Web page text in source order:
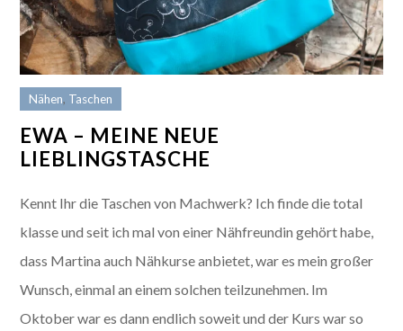
Nähen, Taschen
EWA – MEINE NEUE
LIEBLINGSTASCHE
Kennt Ihr die Taschen von Machwerk? Ich finde die total
klasse und seit ich mal von einer Nähfreundin gehört habe,
dass Martina auch Nähkurse anbietet, war es mein großer
Wunsch, einmal an einem solchen teilzunehmen. Im
Oktober war es dann endlich soweit und der Kurs war so